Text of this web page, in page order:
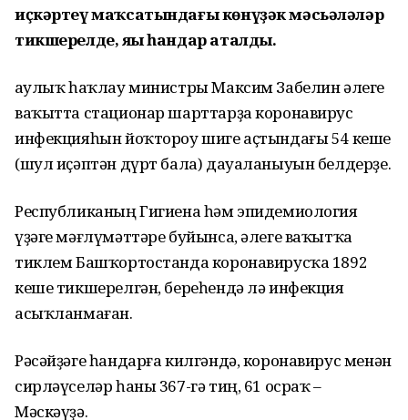
иҫкәртеү маҡсатындағы көнүҙәк мәсьәләләр
тикшерелде, яңы һандар аталды.
Һаулыҡ һаҡлау министры Максим Забелин әлеге
ваҡытта стационар шарттарҙа коронавирус
инфекцияһын йоҡтороу шиге аҫтындағы 54 кеше
(шул иҫәптән дүрт бала) дауаланыуын белдерҙе.
Республиканың Гигиена һәм эпидемиология
үҙәге мәғлүмәттәре буйынса, әлеге ваҡытҡа
тиклем Башҡортостанда коронавирусҡа 1892
кеше тикшерелгән, береһендә лә инфекция
асыҡланмаған.
Рәсәйҙәге һандарға килгәндә, коронавирус менән
сирләүселәр һаны 367-гә тиң, 61 осраҡ –
Мәскәүҙә.